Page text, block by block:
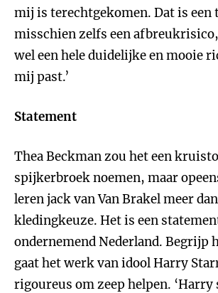
mij is terechtgekomen. Dat is een
misschien zelfs een
wel een hele duidelijke en mooie
mij past.’
Statement
Thea Beckman zou het een
spijkerbroek noemen, maar
leren jack van Van Brakel meer
kledingkeuze. Het is een
ondernemend Nederland. Begrijp
gaat het werk van idool Harry
rigoureus om zeep helpen. ‘Harry